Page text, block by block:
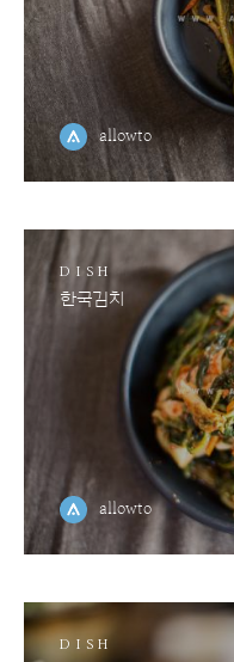
allowto
DISH
한국김치
allowto
DISH